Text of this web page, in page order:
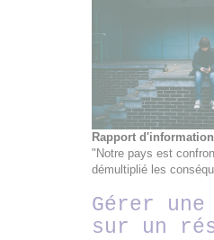
Rapport
"Notre pays est
démultiplié les
Gérer
sur un